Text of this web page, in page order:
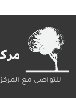
للتواصل مع